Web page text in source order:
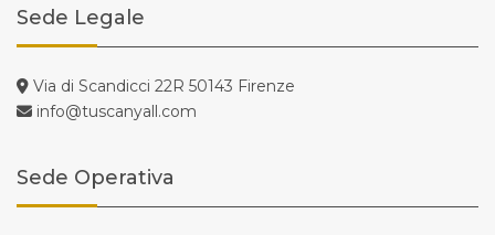
Sede Legale
Via di Scandicci 22R 50143 Firenze
info@tuscanyall.com
Sede Operativa